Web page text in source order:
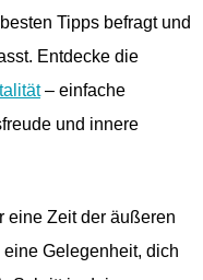
Tipps befragt und
Entdecke die
– einfache
und innere
eine Zeit der äußeren
Gelegenheit, dich